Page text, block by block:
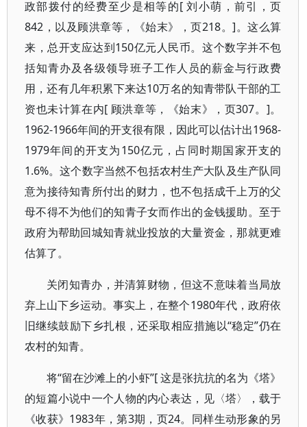
政部拨付的经费至少是相等的[ 刘小萌，前引，页
842，以及顾洪章等，《始末》，页218。]。这么算
来，总开支应达到150亿元人民币。这个数字并不包
括知青办及各级领导班子工作人员的薪金与行政费
用，还有几年积累下来达10万名的知青带队干部的工
资也未计算在内[ 顾洪章等，《始末》，页307。]。
1962-1966年间的开支很有限，因此可以估计出1968-
1979年间的开支为150亿元，占同时期国家开支的
1.6%。这个数字当然不包括农村生产大队及生产队同
意为接待知青所付出的财力，也不包括成千上万的父
母不得不为他们的知青子女而作出的金钱援助。至于
政府为帮助回城知青就业投放的大量资金，那就更难
估算了。
关闭知青办，并清算财物，但这不意味着当局放
弃上山下乡运动。事实上，在整个1980年代，政府依
旧继续鼓励下乡扎根，还采取相应措施以“稳定”仍在
农村的知青。
将“留在沙滩上的小虾”[ 这是张抗抗的名为《塔》
的短篇小说中一个人物的内心表达，见〈塔〉，载于
《收获》1983年，第3期，页24。同样生动形象的另